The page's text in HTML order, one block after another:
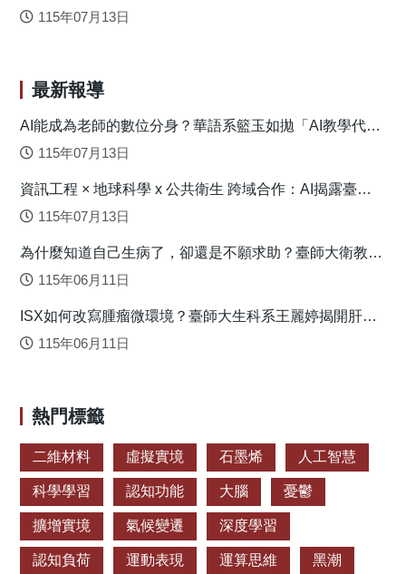
耐力，並且緩解耗竭運動引起的肌肉疲勞。 圖二：漢方中藥
https://doi.org/10.1002/fsn3.1652
115年07月13日
最新報導
AI能成為老師的數位分身？華語系籃玉如拋「AI教學代理
人」新模式
115年07月13日
資訊工程 × 地球科學 x 公共衛生 跨域合作：AI揭露臺灣
心血管疾病高風險環境型態
115年07月13日
為什麼知道自己生病了，卻還是不願求助？臺師大衛教系
連盈如揭心理健康求助關鍵
115年06月11日
ISX如何改寫腫瘤微環境？臺師大生科系王麗婷揭開肝癌
免疫逃脫機制
115年06月11日
熱門標籤
二維材料 虛擬實境 石墨烯 人工智慧
科學學習 認知功能 大腦 憂鬱
擴增實境 氣候變遷 深度學習
認知負荷 運動表現 運算思維 黑潮